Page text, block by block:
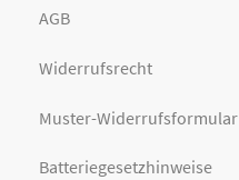
AGB
Widerrufsrecht
Muster-Widerrufsformular
Batteriegesetzhinweise